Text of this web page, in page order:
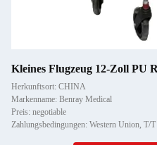
Kleines Flugzeug 12-Zoll PU
Herkunftsort: CHINA
Markenname: Benray Medical
Preis: negotiable
Zahlungsbedingungen: Western Union, T/T